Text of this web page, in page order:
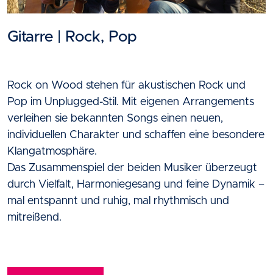
Gitarre | Rock, Pop
Rock on Wood stehen für akustischen Rock und
Pop im Unplugged-Stil. Mit eigenen Arrangements
verleihen sie bekannten Songs einen neuen,
individuellen Charakter und schaffen eine besondere
Klangatmosphäre.
Das Zusammenspiel der beiden Musiker überzeugt
durch Vielfalt, Harmoniegesang und feine Dynamik –
mal entspannt und ruhig, mal rhythmisch und
mitreißend.